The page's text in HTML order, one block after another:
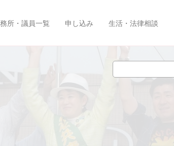
所・議員一覧 申し込み 生活・法律相談